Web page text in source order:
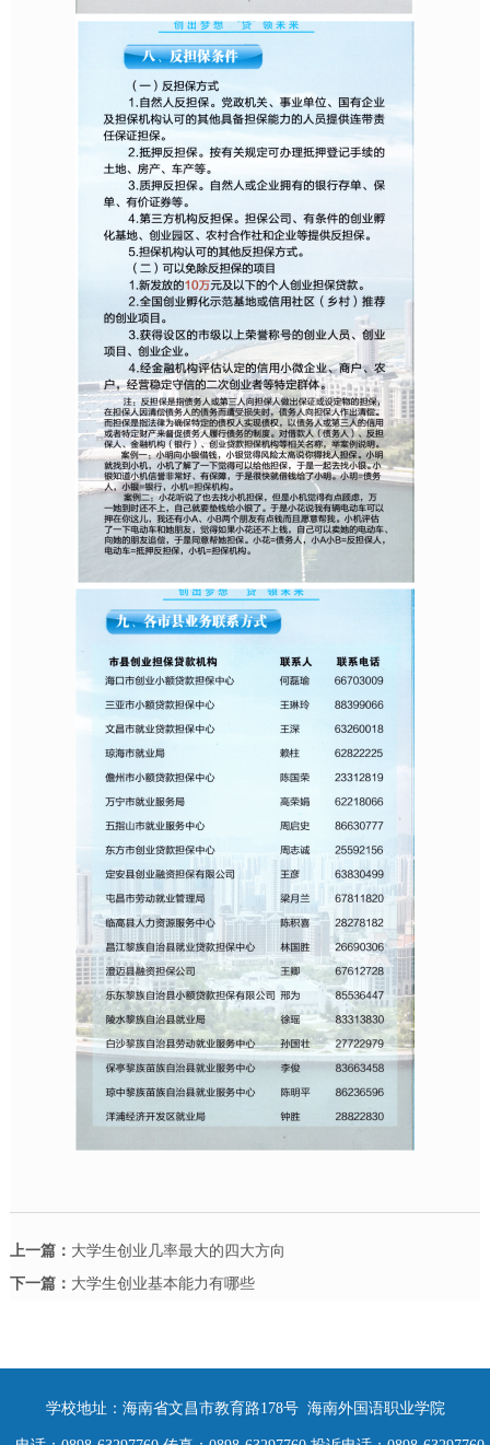
上一篇： 大学生创业几率最大的四大方向
下一篇： 大学生创业基本能力有哪些
学校地址：海南省文昌市教育路178号 海南外国语职业学院